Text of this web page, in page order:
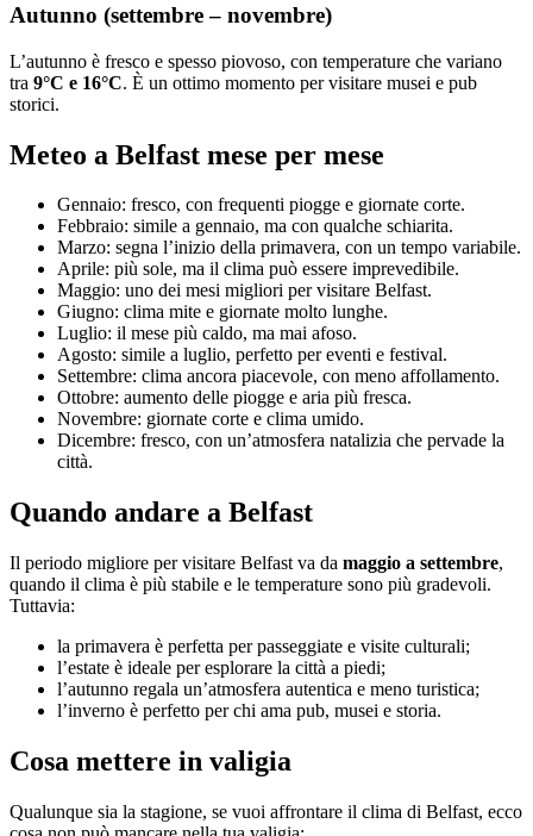
Autunno (settembre – novembre)
L’autunno è fresco e spesso piovoso, con temperature che variano
tra 9°C e 16°C. È un ottimo momento per visitare musei e pub
storici.
Meteo a Belfast mese per mese
Gennaio: fresco, con frequenti piogge e giornate corte.
Febbraio: simile a gennaio, ma con qualche schiarita.
Marzo: segna l’inizio della primavera, con un tempo variabile.
Aprile: più sole, ma il clima può essere imprevedibile.
Maggio: uno dei mesi migliori per visitare Belfast.
Giugno: clima mite e giornate molto lunghe.
Luglio: il mese più caldo, ma mai afoso.
Agosto: simile a luglio, perfetto per eventi e festival.
Settembre: clima ancora piacevole, con meno affollamento.
Ottobre: aumento delle piogge e aria più fresca.
Novembre: giornate corte e clima umido.
Dicembre: fresco, con un’atmosfera natalizia che pervade la
città.
Quando andare a Belfast
Il periodo migliore per visitare Belfast va da maggio a settembre,
quando il clima è più stabile e le temperature sono più gradevoli.
Tuttavia:
la primavera è perfetta per passeggiate e visite culturali;
l’estate è ideale per esplorare la città a piedi;
l’autunno regala un’atmosfera autentica e meno turistica;
l’inverno è perfetto per chi ama pub, musei e storia.
Cosa mettere in valigia
Qualunque sia la stagione, se vuoi affrontare il clima di Belfast, ecco